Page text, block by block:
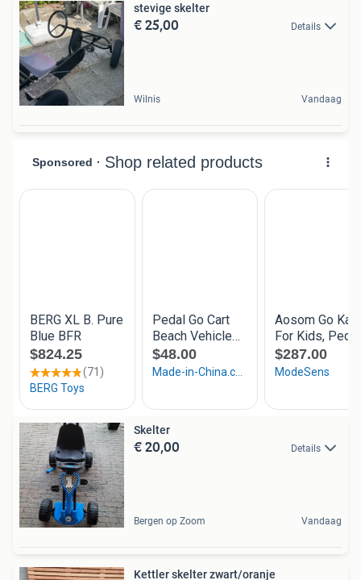
stevige skelter
€ 25,00 Details
Wilnis Vandaag
Skelter
€ 20,00 Details
Bergen op Zoom Vandaag
Kettler skelter zwart/oranje